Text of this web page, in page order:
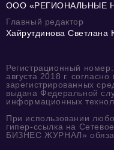
ООО «РЕГИОНАЛЬНЫЕ
Главный редактор
Хайрутдинова Светлана
Регистрационный
августа 2018 г.
зарегистрированных
выдана Федеральной
информационных
При использовании
гипер-ссылка на
БИЗНЕС ЖУРНАЛ»